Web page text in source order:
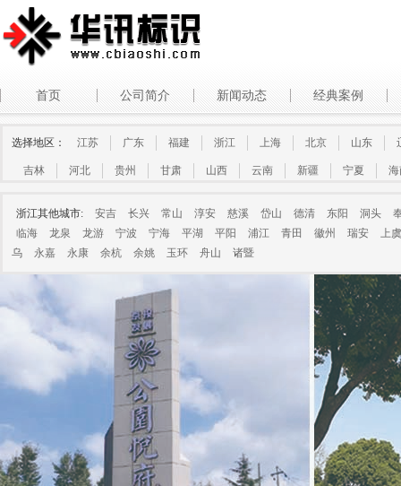
首页 公司简介 新闻动态 经典案例
选择地区： 江苏 广东 福建 浙江 上海 北京 山东
吉林 河北 贵州 甘肃 山西 云南 新疆 宁夏
浙江其他城市: 安吉 长兴 常山 淳安 慈溪 岱山 德清 东阳 洞头
临海
龙泉 龙游 宁波 宁海 平湖 平阳 浦江 青田 徽州 瑞安
上虞
乌
永嘉 永康 余杭 余姚 玉环 舟山 诸暨